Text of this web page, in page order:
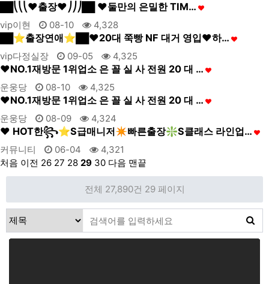
██⎝⎝⎝❤️출장❤️⎠⎠⎠██ ❤️둘만의 은밀한 TIM…
vip이현 08-10 4,328
██⭐출장연애⭐██❤️20대 쭉빵 NF 대거 영입❤️하…
vip다정실장 09-05 4,325
❤NO.1재방문 1위업소 은 꼴 실 사 전원 20 대 …
운웅당 08-10 4,325
❤NO.1재방문 1위업소 은 꼴 실 사 전원 20 대 …
운웅당 08-09 4,324
❤️ HOT한꧂⭐S급매니저✴️빠른출장❇️S클래스 라인업…
커뮤니티 06-04
4,321
처음 이전 26 27 28 29 30 다음 맨끝
전체 27,890건 29 페이지